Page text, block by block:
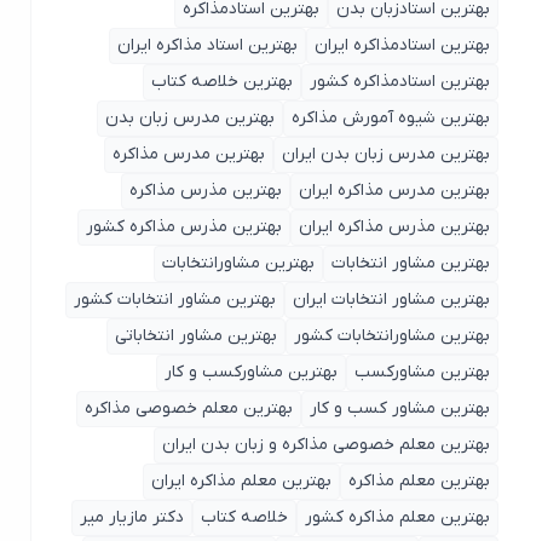
بهترین استادزبان بدن
بهترین استادمذاکره
بهترین استادمذاکره ایران
بهترین استاد مذاکره ایران
بهترین استادمذاکره کشور
بهترین خلاصه کتاب
بهترین شیوه آمورش مذاکره
بهترین مدرس زبان بدن
بهترین مدرس زبان بدن ایران
بهترین مدرس مذاکره
بهترین مدرس مذاکره ایران
بهترین مذرس مذاکره
بهترین مذرس مذاکره ایران
بهترین مذرس مذاکره کشور
بهترین مشاور انتخابات
بهترین مشاورانتخابات
بهترین مشاور انتخابات ایران
بهترین مشاور انتخابات کشور
بهترین مشاورانتخابات کشور
بهترین مشاور انتخاباتی
بهترین مشاورکسب
بهترین مشاورکسب و کار
بهترین مشاور کسب و کار
بهترین معلم خصوصی مذاکره
بهترین معلم خصوصی مذاکره و زبان بدن ایران
بهترین معلم مذاکره
بهترین معلم مذاکره ایران
بهترین معلم مذاکره کشور
خلاصه کتاب
دکتر مازیار میر